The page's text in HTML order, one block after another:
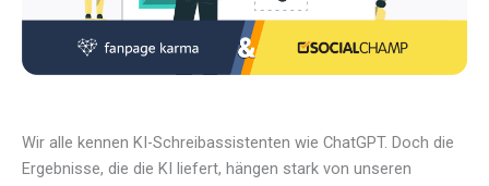
Wir alle kennen KI-Schreibassistenten wie ChatGPT. Doch die
Ergebnisse, die die KI liefert, hängen stark von unseren